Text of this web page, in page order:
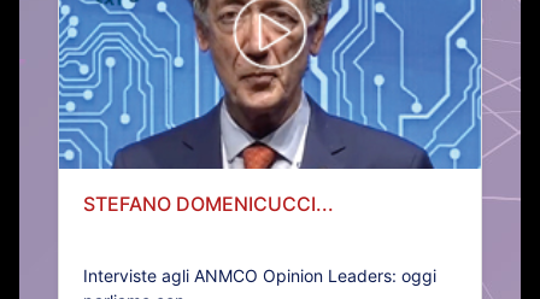
STEFANO DOMENICUCCI...
Interviste agli ANMCO Opinion Leaders: oggi